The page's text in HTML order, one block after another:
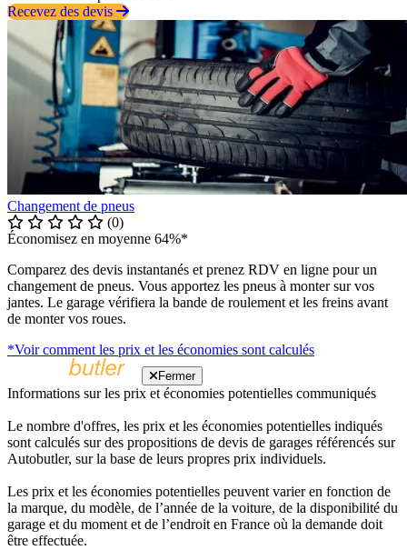
Recevez des devis
Changement de pneus
(0)
Économisez en moyenne 64%*
Comparez des devis instantanés et prenez RDV en ligne pour un
changement de pneus. Vous apportez les pneus à monter sur vos
jantes. Le garage vérifiera la bande de roulement et les freins avant
de monter vos roues.
*Voir comment les prix et les économies sont calculés
Fermer
Informations sur les prix et économies potentielles communiqués
Le nombre d'offres, les prix et les économies potentielles indiqués
sont calculés sur des propositions de devis de garages référencés sur
Autobutler, sur la base de leurs propres prix individuels.
Les prix et les économies potentielles peuvent varier en fonction de
la marque, du modèle, de l’année de la voiture, de la disponibilité du
garage et du moment et de l’endroit en France où la demande doit
être effectuée.